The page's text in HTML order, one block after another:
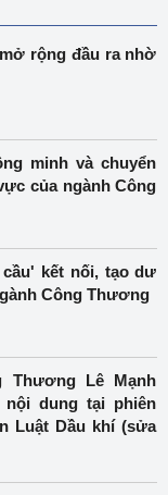
rộng đầu ra nhờ
minh và chuyển
của ngành Công
kết nối, tạo dư
Công Thương
Thương Lê Mạnh
nội dung tại phiên
Luật Dầu khí (sửa